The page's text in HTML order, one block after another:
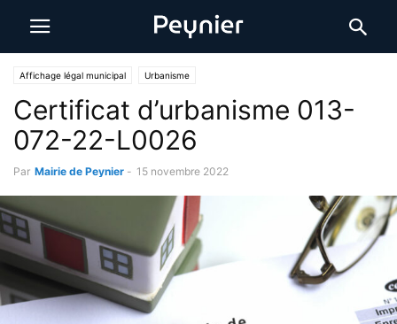
Affichage légal municipal Urbanisme
Certificat d’urbanisme 013-
072-22-L0026
Par Mairie de Peynier - 15 novembre 2022